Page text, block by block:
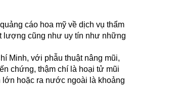
cáo hoa mỹ về dịch vụ thẩm
lượng cũng như uy tín như những
Minh, với phẫu thuật nâng mũi,
chứng, thậm chí là hoại tử mũi
hoặc ra nước ngoài là khoảng